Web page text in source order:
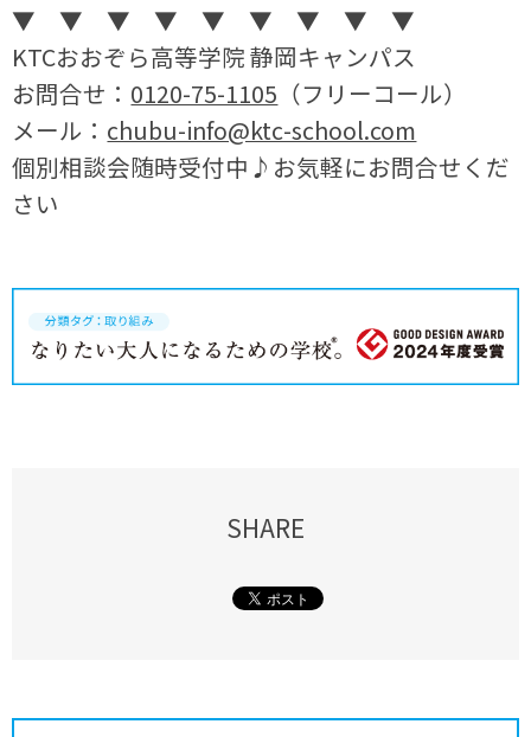
▼ ▼ ▼ ▼ ▼ ▼ ▼ ▼
▼
KTCおおぞら高等学院 静岡キャンパス
お問合せ： 0120-75-1105 （フリーコール）
メール： chubu-info@ktc-school.com
個別相談会随時受付中 ♪ お気軽にお問合せくだ
さい
SHARE